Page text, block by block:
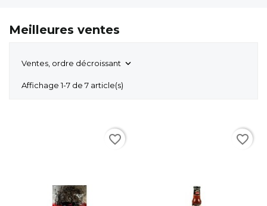
Meilleures ventes
Ventes, ordre décroissant 
Affichage 1-7 de 7 article(s)
favorite_border favorite_border